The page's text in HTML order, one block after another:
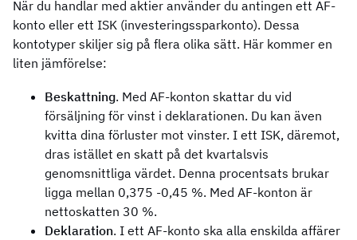
När du handlar med aktier använder du antingen ett AF-
konto eller ett ISK (investeringssparkonto). Dessa
kontotyper skiljer sig på flera olika sätt. Här kommer en
liten jämförelse:
Beskattning. Med AF-konton skattar du vid
försäljning för vinst i deklarationen. Du kan även
kvitta dina förluster mot vinster. I ett ISK, däremot,
dras istället en skatt på det kvartalsvis
genomsnittliga värdet. Denna procentsats brukar
ligga mellan 0,375 -0,45 %. Med AF-konton är
nettoskatten 30 %.
Deklaration. I ett AF-konto ska alla enskilda affärer